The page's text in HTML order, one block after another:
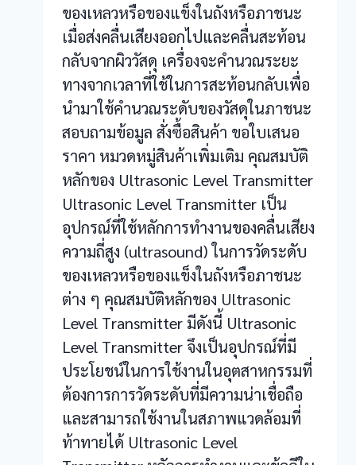
ของเหลวหรือของแข็งในถังหรือภาชนะ
เมื่อส่งคลื่นเสียงออกไปและคลื่นสะท้อน
กลับจากผิววัสดุ เครื่องจะคำนวณระยะ
ทางจากเวลาที่ใช้ในการสะท้อนกลับเพื่อ
นำมาใช้คำนวณระดับของวัสดุในภาชนะ
สอบถามข้อมูล สั่งซื้อสินค้า ขอใบเสนอ
ราคา หมวดหมู่สินค้าเพิ่มเติม คุณสมบัติ
หลักของ Ultrasonic Level Transmitter
Ultrasonic Level Transmitter เป็น
อุปกรณ์ที่ใช้หลักการทำงานของคลื่นเสียง
ความถี่สูง (ultrasound) ในการวัดระดับ
ของเหลวหรือของแข็งในถังหรือภาชนะ
ต่าง ๆ คุณสมบัติหลักของ Ultrasonic
Level Transmitter มีดังนี้ Ultrasonic
Level Transmitter จึงเป็นอุปกรณ์ที่มี
ประโยชน์ในการใช้งานในอุตสาหกรรมที่
ต้องการการวัดระดับที่มีความน่าเชื่อถือ
และสามารถใช้งานในสภาพแวดล้อมที่
ท้าทายได้ Ultrasonic Level